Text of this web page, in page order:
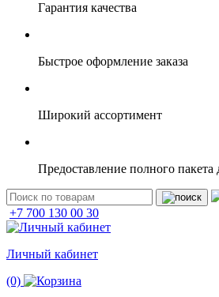
Гарантия качества
Быстрое оформление заказа
Широкий ассортимент
Предоставление полного пакета
+7 700 130 00 30
Личный кабинет
(0)